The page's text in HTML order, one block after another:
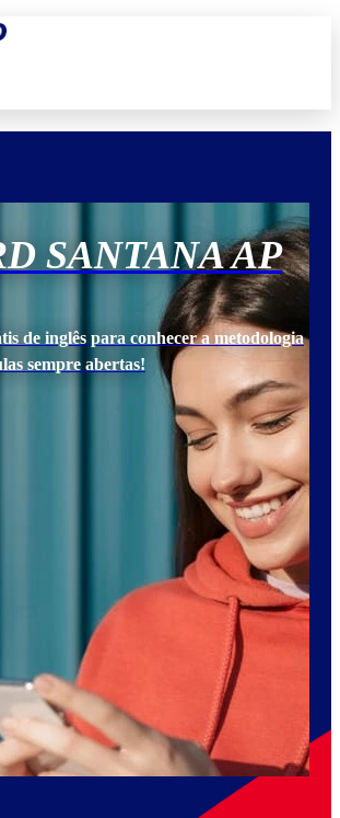
SANTANA AP
de inglês para conhecer a metodologia
sempre abertas!